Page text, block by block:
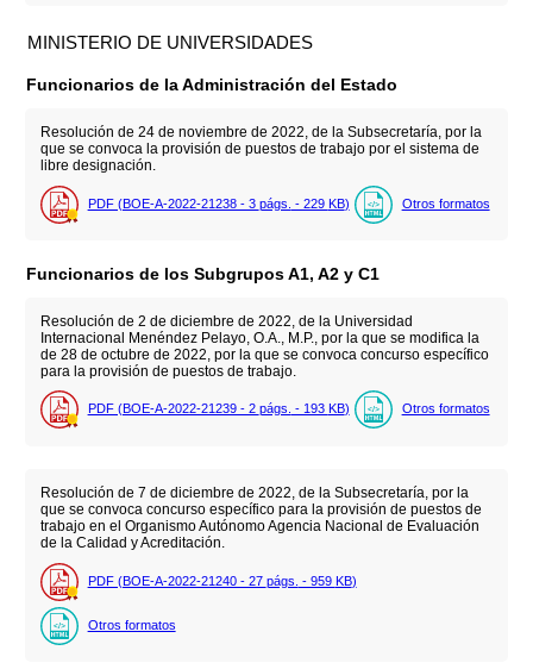
MINISTERIO DE UNIVERSIDADES
Funcionarios de la Administración del Estado
Resolución de 24 de noviembre de 2022, de la Subsecretaría, por la
que se convoca la provisión de puestos de trabajo por el sistema de
libre designación.
PDF (BOE-A-2022-21238 - 3 págs. - 229 KB) Otros formatos
Funcionarios de los Subgrupos A1, A2 y C1
Resolución de 2 de diciembre de 2022, de la Universidad
Internacional Menéndez Pelayo, O.A., M.P., por la que se modifica la
de 28 de octubre de 2022, por la que se convoca concurso específico
para la provisión de puestos de trabajo.
PDF (BOE-A-2022-21239 - 2 págs. - 193 KB) Otros formatos
Resolución de 7 de diciembre de 2022, de la Subsecretaría, por la
que se convoca concurso específico para la provisión de puestos de
trabajo en el Organismo Autónomo Agencia Nacional de Evaluación
de la Calidad y Acreditación.
PDF (BOE-A-2022-21240 - 27 págs. - 959 KB)
Otros formatos